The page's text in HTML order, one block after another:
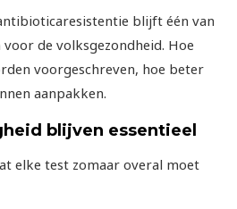
blijft één van
de volksgezondheid. Hoe
voorgeschreven, hoe beter
aanpakken.
blijven essentieel
elke test zomaar overal moet